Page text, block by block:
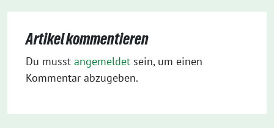
Artikel kommentieren
Du musst angemeldet sein, um einen
Kommentar abzugeben.